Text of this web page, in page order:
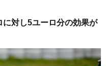
に対し5ユーロ分の効果が